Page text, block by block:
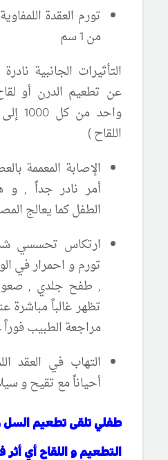
تورم العقدة
من 1 سم
التأثيرات الجانبية
عن تطعيم الدرن أو
اللقاح )
الإصابة المعممة
أمر نادر جداً ,
الطفل كما يعالج
ارتكاس تحسسي
تورم و احمرار في
, طفح جلدي ,
تظهر غالباً
مراجعة الطبيب فوراً
التهاب في العقد
أحياناً مع تقيح و
طفلي تلقى تطعيم السل
التطعيم و اللقاح أي